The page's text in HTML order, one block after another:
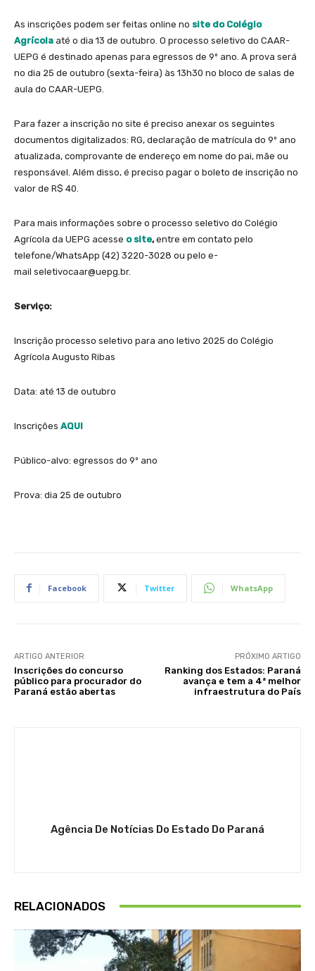
As inscrições podem ser feitas online no site do Colégio
Agrícola até o dia 13 de outubro. O processo seletivo do CAAR-
UEPG é destinado apenas para egressos de 9º ano. A prova será
no dia 25 de outubro (sexta-feira) às 13h30 no bloco de salas de
aula do CAAR-UEPG.
Para fazer a inscrição no site é preciso anexar os seguintes
documentos digitalizados: RG, declaração de matrícula do 9º ano
atualizada, comprovante de endereço em nome do pai, mãe ou
responsável. Além disso, é preciso pagar o boleto de inscrição no
valor de R$ 40.
Para mais informações sobre o processo seletivo do Colégio
Agrícola da UEPG acesse o site,entre em contato pelo
telefone/WhatsApp (42) 3220-3028 ou pelo e-
mail seletivocaar@uepg.br.
Serviço:
Inscrição processo seletivo para ano letivo 2025 do Colégio
Agrícola Augusto Ribas
Data: até 13 de outubro
Inscrições AQUI
Público-alvo: egressos do 9º ano
Prova: dia 25 de outubro
Facebook Twitter WhatsApp
ARTIGO ANTERIOR
Inscrições do concurso
público para procurador do
Paraná estão abertas
PRÓXIMO ARTIGO
Ranking dos Estados: Paraná
avança e tem a 4ª melhor
infraestrutura do País
Agência De Notícias Do Estado Do Paraná
RELACIONADOS